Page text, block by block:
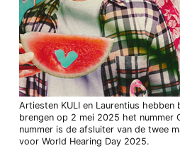
Artiesten KULI en Laurentius
brengen op 2 mei 2025 het nummer
nummer is de afsluiter van de twee
voor World Hearing Day 2025.